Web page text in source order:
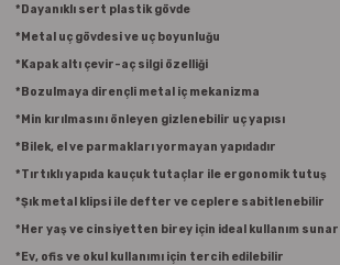
*Dayanıklı sert plastik gövde
*Metal uç gövdesi ve uç boyunluğu
*Kapak altı çevir-aç silgi özelliği
*Bozulmaya dirençli metal iç mekanizma
*Min kırılmasını önleyen gizlenebilir uç yapısı
*Bilek, el ve parmakları yormayan yapıdadır
*Tırtıklı yapıda kauçuk tutaçlar ile ergonomik tutuş
*Şık metal klipsi ile defter ve ceplere sabitlenebilir
*Her yaş ve cinsiyetten birey için ideal kullanım sunar
*Ev, ofis ve okul kullanımı için tercih edilebilir